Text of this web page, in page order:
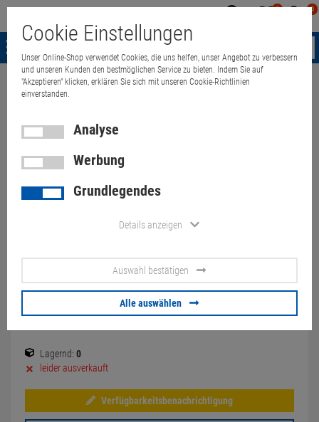
0 0
Menü
Weiter einkaufen
Dell Precision T5810 E5-1650
v3 6x 3,5GHz 128GB 825W
ohne HDD/Grafik
180,00 €
Lagernd: 0
leider ausverkauft
Verfügbarkeitsbenachrichtigung
Cookie Einstellungen
Unser Online-Shop verwendet Cookies, die uns helfen, unser Angebot zu verbessern
und unseren Kunden den bestmöglichen Service zu bieten. Indem Sie auf
"Akzeptieren" klicken, erklären Sie sich mit unseren Cookie-Richtlinien
einverstanden.
Analyse
Werbung
Grundlegendes
Details anzeigen
Auswahl bestätigen
Alle auswählen